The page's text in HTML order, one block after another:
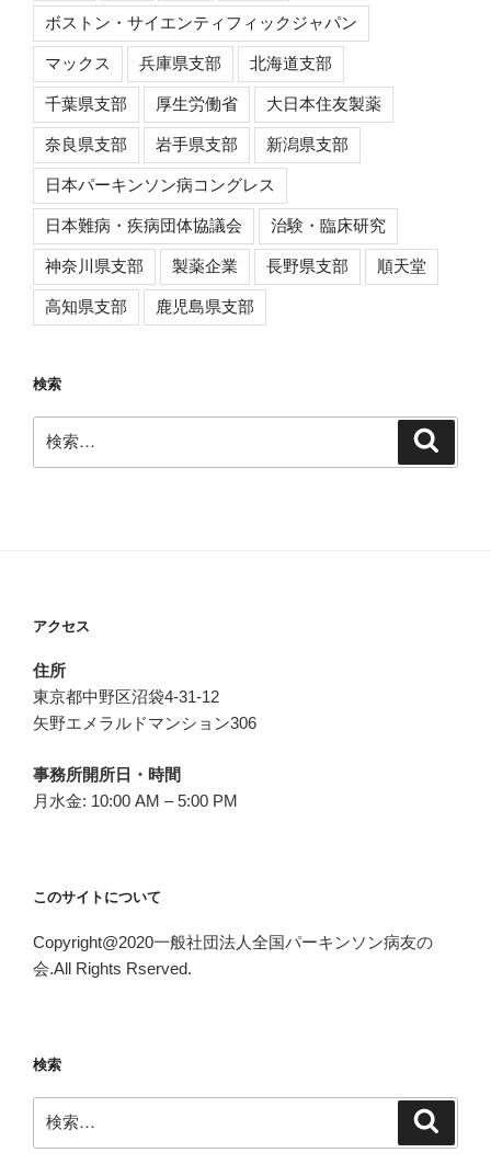
ボストン・サイエンティフィックジャパン
マックス 兵庫県支部 北海道支部
千葉県支部 厚生労働省 大日本住友製薬
奈良県支部 岩手県支部 新潟県支部
日本パーキンソン病コングレス
日本難病・疾病団体協議会 治験・臨床研究
神奈川県支部 製薬企業 長野県支部 順天堂
高知県支部 鹿児島県支部
検索
索:
アクセス
住所
東京都中野区沼袋4-31-12
矢野エメラルドマンション306
事務所開所日・時間
月水金: 10:00 AM – 5:00 PM
このサイトについて
Copyright@2020一般社団法人全国パーキンソン病友の
会.All Rights Rserved.
検索
索: